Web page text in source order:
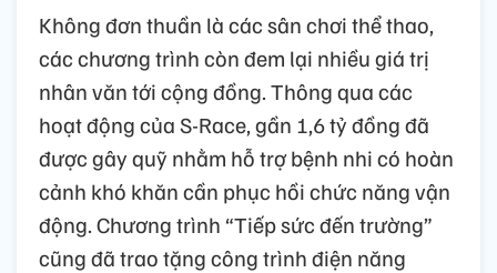
Không đơn thuần là các sân chơi thể thao,
các chương trình còn đem lại nhiều giá trị
nhân văn tới cộng đồng. Thông qua các
hoạt động của S-Race, gần 1,6 tỷ đồng đã
được gây quỹ nhằm hỗ trợ bệnh nhi có hoàn
cảnh khó khăn cần phục hồi chức năng vận
động. Chương trình “Tiếp sức đến trường”
cũng đã trao tặng công trình điện năng